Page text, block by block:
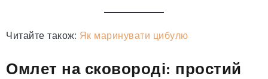
Читайте також: Як маринувати цибулю
Омлет на сковороді: простий